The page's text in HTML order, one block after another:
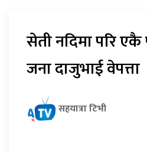
सेती नदिमा परि एकै
जना दाजुभाई वेपत्ता
सहयात्रा टिभी